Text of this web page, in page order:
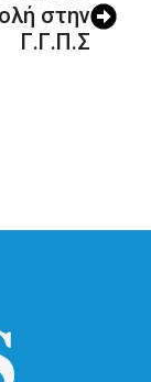
στην
Γ.Γ.Π.Σ